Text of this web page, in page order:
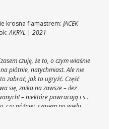
krosna flamastrem: JACEK
AKRYL | 2021
czuję, że to, o czym właśnie
płótnie, natychmiast. Ale nie
zabrać, jak to ugryźć. Część
się, znika na zawsze – ileż
– niektóre powracają i są
czy później, czasem po wielu